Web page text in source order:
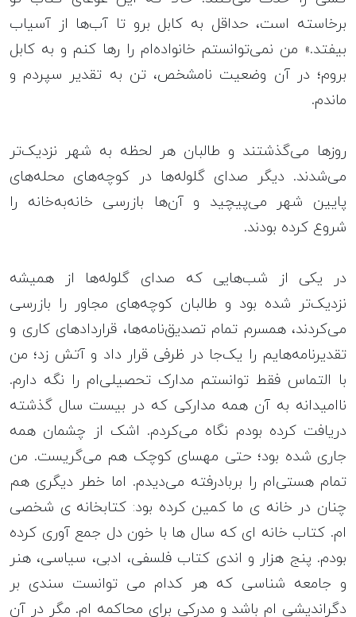
برخاسته است، حداقل به کابل برو تا آب‌ها از آسیاب
بیفتد.» من نمی‌توانستم خانواده‌ام را رها کنم و به کابل
بروم؛ در آن وضعیت نامشخص، تن به تقدیر سپردم و
ماندم.
روزها می‌گذشتند و طالبان هر لحظه به شهر نزدیک‌تر
می‌شدند. دیگر صدای گلوله‌ها در کوچه‌های محله‌های
پایین شهر می‌پیچید و آن‌ها بازرسی خانه‌به‌خانه را
شروع کرده بودند.
در یکی از شب‌هایی که صدای گلوله‌ها از همیشه
نزدیک‌تر شده بود و طالبان کوچه‌های مجاور را بازرسی
می‌کردند، همسرم تمام تصدیق‌نامه‌ها، قراردادهای کاری و
تقدیرنامه‌هایم را یک‌جا در ظرفی قرار داد و آتش زد؛ من
با التماس فقط توانستم مدارک تحصیلی‌ام را نگه دارم.
ناامیدانه به آن همه مدارکی که در بیست سال گذشته
دریافت کرده بودم نگاه می‌کردم. اشک از چشمان همه
جاری شده بود؛ حتی مهسای کوچک هم می‌گریست. من
تمام هستی‌ام را بربادرفته می‌دیدم. اما خطر دیگری هم
چنان در خانه ی ما کمین کرده بود: کتابخانه ی شخصی
ام. کتاب خانه ای که سال ها با خون دل جمع آوری کرده
بودم. پنج هزار و اندی کتاب فلسفی، ادبی، سیاسی، هنر
و جامعه شناسی که هر کدام می توانست سندی بر
دگراندیشی ام باشد و مدرکی برای محاکمه ام. مگر در آن